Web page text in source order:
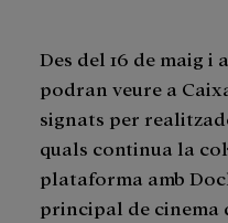
Des del 16 de maig i
podran veure a
signats per
quals continua la
plataforma amb
principal de cinema